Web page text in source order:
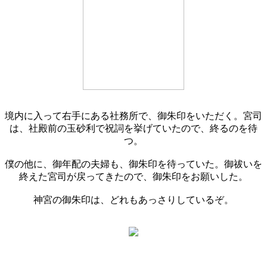
境内に入って右手にある社務所で、御朱印をいただく。宮司
は、社殿前の玉砂利で祝詞を挙げていたので、終るのを待
つ。
僕の他に、御年配の夫婦も、御朱印を待っていた。御祓いを
終えた宮司が戻ってきたので、御朱印をお願いした。
神宮の御朱印は、どれもあっさりしているぞ。